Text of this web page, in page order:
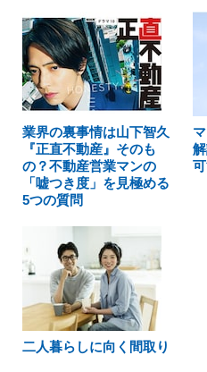
業界の裏事情は山下智久
『正直不動産』そのも
の？不動産営業マンの
「嘘つき度」を見極める
5つの質問
可
二人暮らしに向く間取り